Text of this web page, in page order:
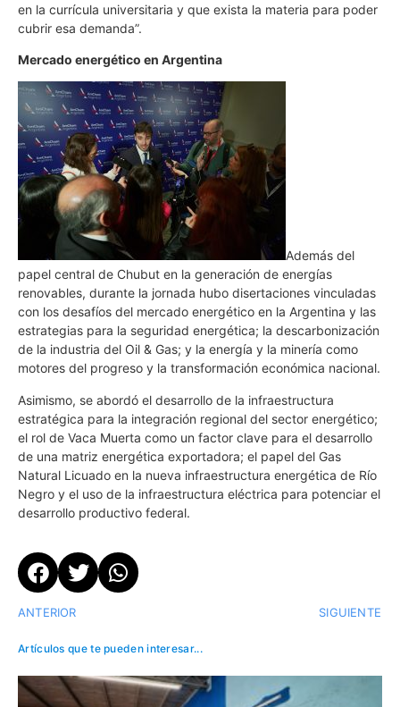
en la currícula universitaria y que exista la materia para poder
cubrir esa demanda”.
Mercado energético en Argentina
Además del
papel central de Chubut en la generación de energías
renovables, durante la jornada hubo disertaciones vinculadas
con los desafíos del mercado energético en la Argentina y las
estrategias para la seguridad energética; la descarbonización
de la industria del Oil & Gas; y la energía y la minería como
motores del progreso y la transformación económica nacional.
Asimismo, se abordó el desarrollo de la infraestructura
estratégica para la integración regional del sector energético;
el rol de Vaca Muerta como un factor clave para el desarrollo
de una matriz energética exportadora; el papel del Gas
Natural Licuado en la nueva infraestructura energética de Río
Negro y el uso de la infraestructura eléctrica para potenciar el
desarrollo productivo federal.
ANTERIOR SIGUIENTE
Artículos que te pueden interesar...